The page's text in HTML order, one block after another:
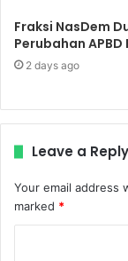
Fraksi NasDem
Perubahan
2 days ago
Leave a Reply
Your email address
marked *